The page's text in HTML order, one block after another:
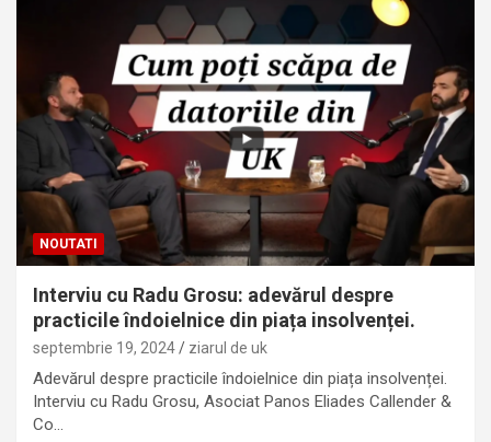
NOUTATI
Interviu cu Radu Grosu: adevărul despre
practicile îndoielnice din piața insolvenței.
septembrie 19, 2024 ziarul de uk
Adevărul despre practicile îndoielnice din piața insolvenței.
Interviu cu Radu Grosu, Asociat Panos Eliades Callender &
Co…